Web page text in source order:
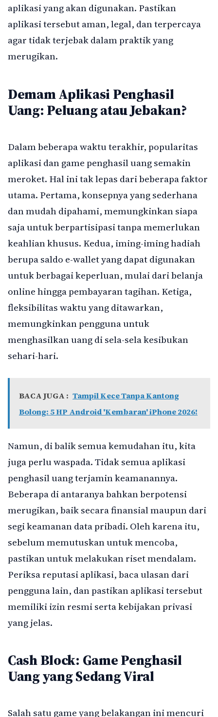
aplikasi yang akan digunakan. Pastikan
aplikasi tersebut aman, legal, dan terpercaya
agar tidak terjebak dalam praktik yang
merugikan.
Demam Aplikasi Penghasil
Uang: Peluang atau Jebakan?
Dalam beberapa waktu terakhir, popularitas
aplikasi dan game penghasil uang semakin
meroket. Hal ini tak lepas dari beberapa faktor
utama. Pertama, konsepnya yang sederhana
dan mudah dipahami, memungkinkan siapa
saja untuk berpartisipasi tanpa memerlukan
keahlian khusus. Kedua, iming-iming hadiah
berupa saldo e-wallet yang dapat digunakan
untuk berbagai keperluan, mulai dari belanja
online hingga pembayaran tagihan. Ketiga,
fleksibilitas waktu yang ditawarkan,
memungkinkan pengguna untuk
menghasilkan uang di sela-sela kesibukan
sehari-hari.
BACA JUGA : Tampil Kece Tanpa Kantong
Bolong: 5 HP Android 'Kembaran' iPhone 2026!
Namun, di balik semua kemudahan itu, kita
juga perlu waspada. Tidak semua aplikasi
penghasil uang terjamin keamanannya.
Beberapa di antaranya bahkan berpotensi
merugikan, baik secara finansial maupun dari
segi keamanan data pribadi. Oleh karena itu,
sebelum memutuskan untuk mencoba,
pastikan untuk melakukan riset mendalam.
Periksa reputasi aplikasi, baca ulasan dari
pengguna lain, dan pastikan aplikasi tersebut
memiliki izin resmi serta kebijakan privasi
yang jelas.
Cash Block: Game Penghasil
Uang yang Sedang Viral
Salah satu game yang belakangan ini mencuri